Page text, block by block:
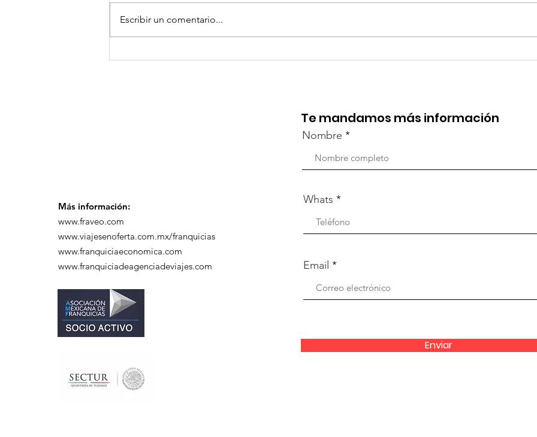
¡Arte, Vino y las Mejores
¡Acapulco y Guerrero se
Escribir un comentario...
Más información:
www.fraveo.com
www.viajesenoferta.com.mx/franquicias
www.franquiciaeconomica.com
www.franquiciadeagenciadeviajes.com
Te mandamos más información
Nombre
Whats
Email
Enviar